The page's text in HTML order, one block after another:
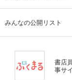
みんなの公開リスト
書店
事サ